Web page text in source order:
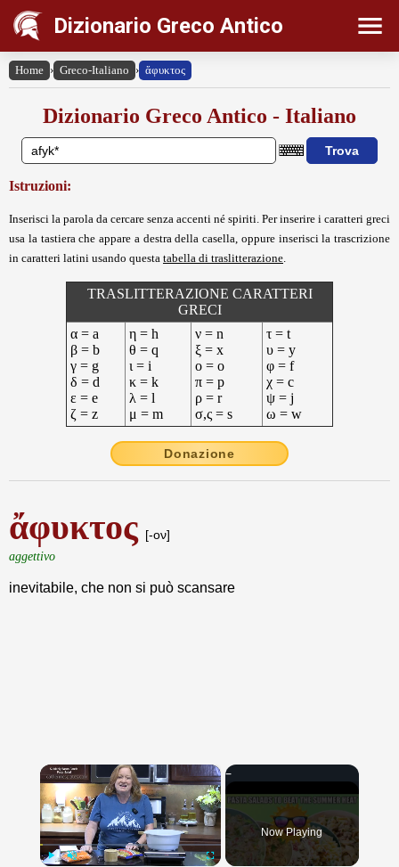
Dizionario Greco Antico
Home › Greco-Italiano › ἄφυκτος
Dizionario Greco Antico - Italiano
Istruzioni:
Inserisci la parola da cercare senza accenti né spiriti. Per inserire i caratteri greci
usa la tastiera che appare a destra della casella, oppure inserisci la trascrizione
in caratteri latini usando questa tabella di traslitterazione
TRASLITTERAZIONE CARATTERI
GRECI
α = a
β = b
γ = g
δ = d
ε = e
ζ = z
η = h
θ = q
ι = i
κ = k
λ = l
μ = m
ν = n
ξ = x
ο = o
π = p
ρ = r
σ,ς = s
τ = t
υ = y
φ = f
χ = c
ψ = j
ω = w
Donazione
ἄφυκτος [-ον]
aggettivo
inevitabile, che non si può scansare
×
Now Playing